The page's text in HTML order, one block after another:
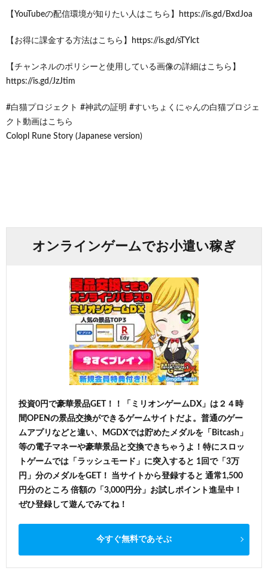
【YouTubeの配信環境が知りたい人はこちら】https://is.gd/BxdJoa
【お得に課金する方法はこちら】https://is.gd/sTYlct
【チャンネルのポリシーと使用している画像の詳細はこちら】
https://is.gd/JzJtim
#白猫プロジェクト #神武の証明 #すいちょくにゃんの白猫プロジェ
クト動画はこちら
Colopl Rune Story (Japanese version)
オンラインゲームでお小遣い稼ぎ
投資0円で豪華景品GET！！「ミリオンゲームDX」は２４時
間OPENの景品交換ができるゲームサイトだよ。普通のゲー
ムアプリなどと違い、MGDXでは貯めたメダルを「Bitcash」
等の電子マネーや豪華景品と交換できちゃうよ！特にスロッ
トゲームでは「ラッシュモード」に突入すると 1回で「3万
円」分のメダルをGET！ 当サイトから登録すると 通常1,500
円分のところ 倍額の「3,000円分」お試しポイント進呈中！
ぜひ登録して遊んでみてね！
今すぐ無料であそぶ